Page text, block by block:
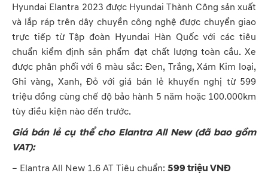
Hyundai Elantra 2023 được Hyundai Thành Công sản xuất
và lắp ráp trên dây chuyền công nghệ được chuyển giao
trực tiếp từ Tập đoàn Hyundai Hàn Quốc với các tiêu
chuẩn kiểm định sản phẩm đạt chất lượng toàn cầu. Xe
được phân phối với 6 màu sắc: Đen, Trắng, Xám Kim loại,
Ghi vàng, Xanh, Đỏ với giá bán lẻ khuyến nghị từ 599
triệu đồng cùng chế độ bảo hành 5 năm hoặc 100.000km
tùy điều kiện nào đến trước.
Giá bán lẻ cụ thể cho Elantra All New (đã bao gồm
VAT):
– Elantra All New 1.6 AT Tiêu chuẩn: 599 triệu VNĐ